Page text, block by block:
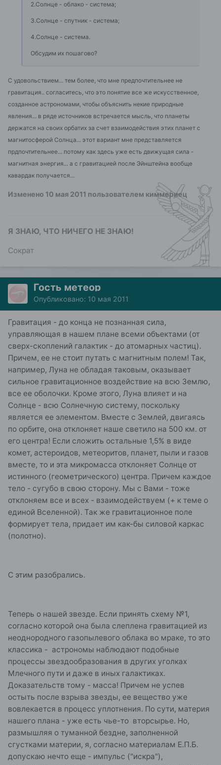
2.Солнце - облако - система;
3.Солнце - спутник - система;
4.Солнце - система.
Обсудим их пошагово?
С удовольствием... тем более, что мне предпочтительнее не
гравитация.. согласитесь, что это понятие все же искусственное,
созданное астрономами, чтобы объяснить некие природные
явления... в ряде источников встречается мысль, что планеты
держатся на своих орбатих за счет взаимодействия этих планет с
магнитосферой Солнца... этот вариант мне представляется
прдпочтительнее... потому как здесь уже есть движущая сила -
магнитная энергия... а с гравитацией после Эйнштейна вообще
кавардак получается...
Изменено 10 мая 2011 пользователем киммериец
Я ЗНАЮ, ЧТО НИЧЕГО НЕ ЗНАЮ!
Сократ
Гость метеор
Опубликовано: 10 мая 2011
Гравитация - до конца не познанная сила,
управляющая в нашем плане всеми объектами (от
сверх-скоплений галактик - до атомарных частиц).
Причем, ее не стоит путать с магнитным полем! Так,
например, Луна не обладая таковым, оказывает
сильное гравитационное воздействие на всю Землю,
все ее оболочки. Кроме этого, Луна влияет и на
Солнце - всю Солнечную систему, поскольку
является ее элементом. Вместе с Землей, двигаясь
по орбите, она отклоняет наше светило на 500 км. от
его центра! Если сложить остальные 1,5% в виде
комет, астероидов, метеоритов, планет, пыли и газов
вместе, то и эта микромасса отклоняет Солнце от
истинного (геометрического) центра. Причем каждое
тело - сугубо в свою сторону. Мы с Вами - тоже
отклоняем все и всех - взаимодействуем (+ к теме о
единой Вселенной). Так же гравитационное поле
формирует тела, придает им как-бы силовой каркас
(полотно).
С этим разобрались.
Теперь о нашей звезде. Если принять схему №1,
согласно которой она была слеплена гравитацией из
неоднородного газопылевого облака во мраке, то это
классика - астрономы наблюдают подобные
процессы звездообразования в других уголках
Млечного пути и даже в иных галактиках.
Доказательств тому - масса! Причем не успев
остыть после взрыва звезды, ее вещество уже
вовлекается в процесс уплотнения. По сути, материя
нашего плана - уже есть чье-то вторсырье. Но,
размышляя о туманной бездне, заполненной
сгустками материи, я, согласно материалам Е.П.Б.
допускаю нечто еще - импульс ("искра"),